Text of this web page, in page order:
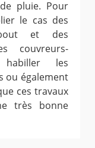
pluie. Pour
le cas des
et des
couvreurs-
habiller les
ou également
ces travaux
très bonne